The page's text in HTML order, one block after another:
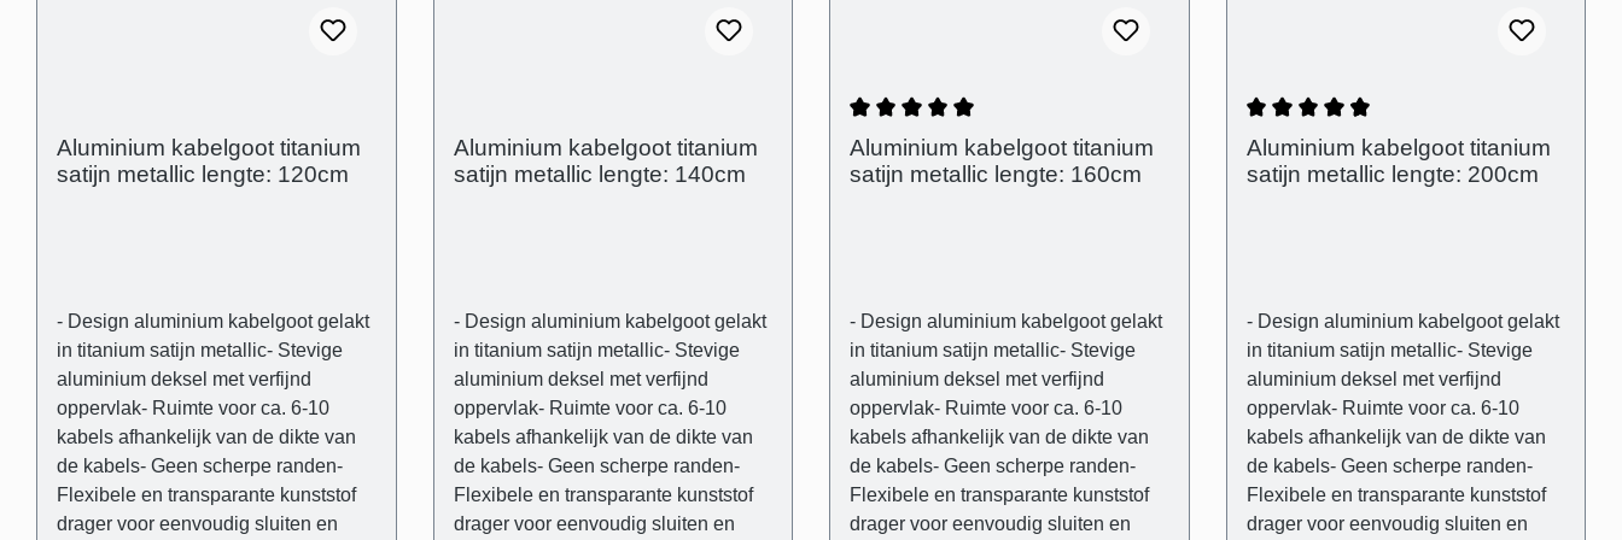
drager- Buitenafmetingen: (B): 80
mm (H) 21 mm - Binnenafmetingen
visueel te compenseren
(schaduwvoeg): 3 mm
drager- Buitenafmetingen: (B): 80
mm (H) 21 mm - Binnenafmetingen
visueel te compenseren
(schaduwvoeg): 3 mm
drager- Buitenafmetingen: (B): 80
mm (H) 21 mm - Binnenafmetingen
Afstand tussen de afdekking en de
visueel te compenseren
(schaduwvoeg): 3 mm
drager- Buitenafmetingen: (B): 80
mm (H) 21 mm - Binnenafmetingen
Afstand tussen de afdekking en de
visueel te compenseren
(schaduwvoeg): 3 mm
Aluminium kabelgoot titanium
satijn metallic lengte: 120cm
- Design aluminium kabelgoot gelakt
in titanium satijn metallic- Stevige
aluminium deksel met verfijnd
oppervlak- Ruimte voor ca. 6-10
kabels afhankelijk van de dikte van
de kabels- Geen scherpe randen-
Flexibele en transparante kunststof
drager voor eenvoudig sluiten en
Aluminium kabelgoot titanium
satijn metallic lengte: 140cm
- Design aluminium kabelgoot gelakt
in titanium satijn metallic- Stevige
aluminium deksel met verfijnd
oppervlak- Ruimte voor ca. 6-10
kabels afhankelijk van de dikte van
de kabels- Geen scherpe randen-
Flexibele en transparante kunststof
drager voor eenvoudig sluiten en
Gemiddelde waardering van 5 van 5 sterren
Aluminium kabelgoot titanium
satijn metallic lengte: 160cm
- Design aluminium kabelgoot gelakt
in titanium satijn metallic- Stevige
aluminium deksel met verfijnd
oppervlak- Ruimte voor ca. 6-10
kabels afhankelijk van de dikte van
de kabels- Geen scherpe randen-
Flexibele en transparante kunststof
drager voor eenvoudig sluiten en
Gemiddelde waardering van 4.5
Aluminium kabelgoot titanium
satijn metallic lengte: 200cm
- Design aluminium kabelgoot gelakt
in titanium satijn metallic- Stevige
aluminium deksel met verfijnd
oppervlak- Ruimte voor ca. 6-10
kabels afhankelijk van de dikte van
de kabels- Geen scherpe randen-
Flexibele en transparante kunststof
drager voor eenvoudig sluiten en